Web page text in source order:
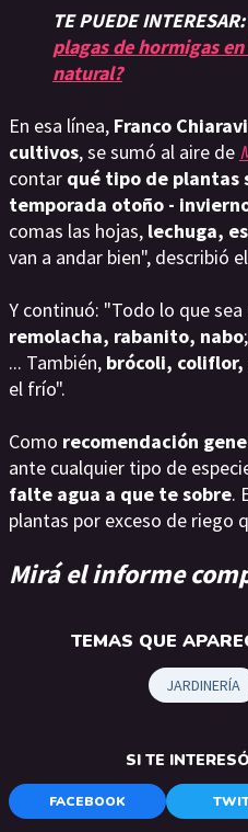
TE PUEDE INTERESAR:
plagas de hormigas
natural?
En esa línea, Franco
cultivos, se sumó al aire de
contar qué tipo de plantas
temporada otoño -
comas las hojas, lechuga,
van a andar bien", describió
Y continuó: "Todo lo que sea
remolacha, rabanito, nabo
... También, brócoli,
el frío".
Como recomendación
ante cualquier tipo de
falte agua a que te sobre.
plantas por exceso de riego
Mirá el informe
TEMAS QUE
JARDINERÍA
SI TE
FACEBOOK